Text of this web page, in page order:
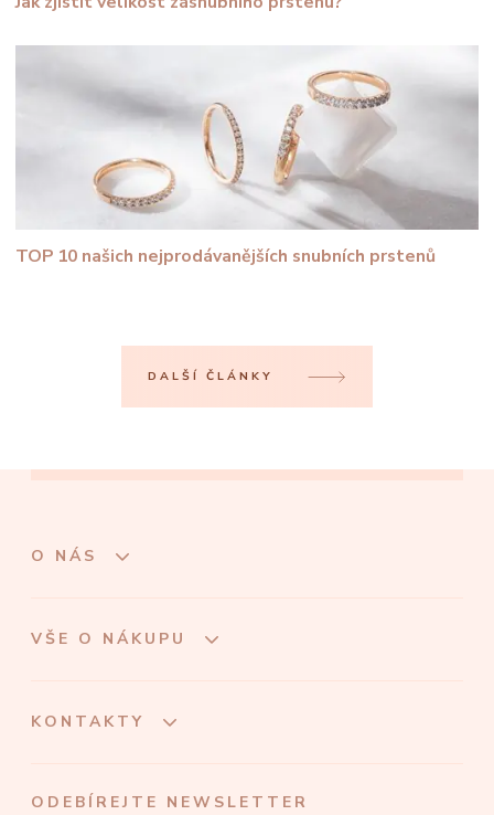
TOP 10 našich nejprodávanějších snubních prstenů
DALŠÍ ČLÁNKY
O NÁS
VŠE O NÁKUPU
KONTAKTY
ODEBÍREJTE NEWSLETTER